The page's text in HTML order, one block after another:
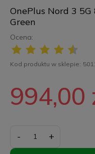
OnePlus Nord 3
Green
Ocena:
Kod produktu w sklepie:
994,00
- +